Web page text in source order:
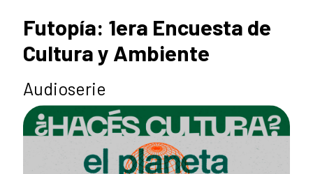
Futopía: 1era Encuesta de
Cultura y Ambiente
Audioserie